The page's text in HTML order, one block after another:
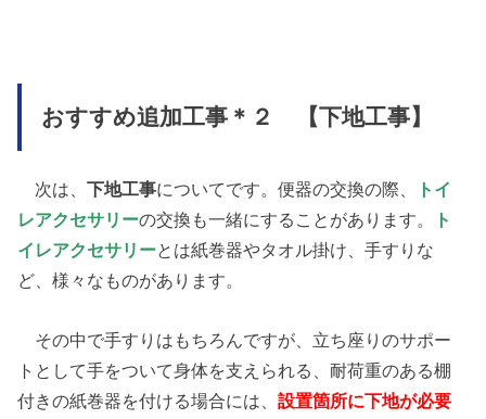
おすすめ追加工事＊２ 【下地工事】
次は、下地工事についてです。便器の交換の際、
トイ
レアクセサリーの交換も一緒にすることがあります。
ト
イレアクセサリーとは紙巻器やタオル掛け、手すりな
ど、様々なものがあります。
その中で手すりはもちろんですが、立ち座りのサポー
トとして手をついて身体を支えられる、耐荷重のある棚
付きの紙巻器を付ける場合には、設置箇所に下地が必要